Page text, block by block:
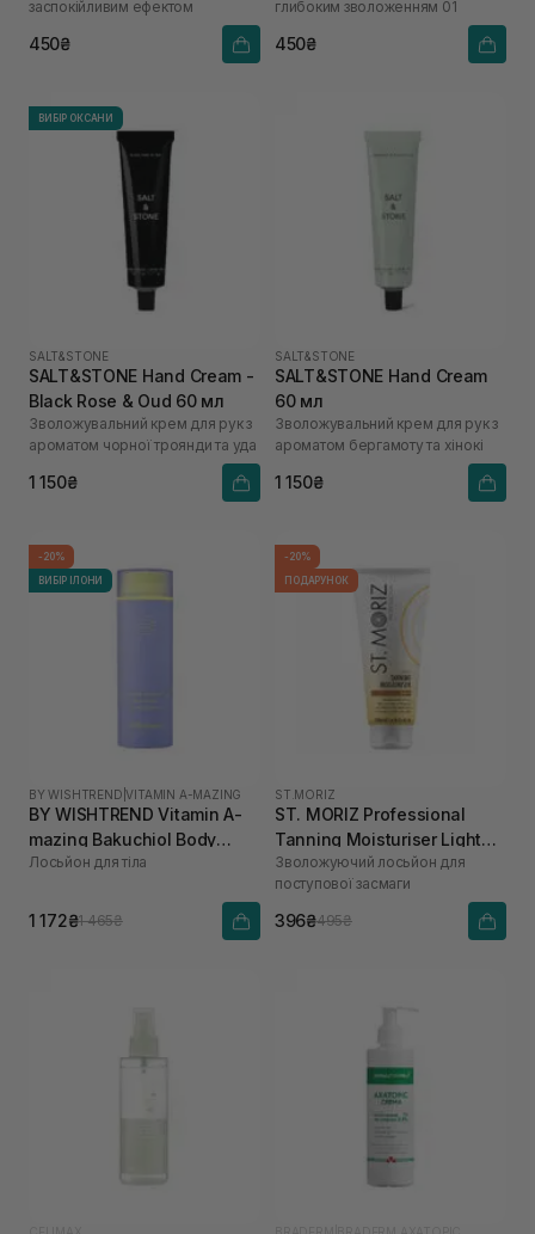
заспокійливим ефектом
450₴
глибоким зволоженням 01
450₴
ВИБІР ОКСАНИ
SALT&STONE
SALT&STONE Hand Cream -
Black Rose & Oud 60 мл
Зволожувальний крем для рук з
ароматом чорної троянди та уда
1 150₴
SALT&STONE
SALT&STONE Hand Cream
60 мл
Зволожувальний крем для рук з
ароматом бергамоту та хінокі
1 150₴
-20%
ВИБІР ІЛОНИ
BY WISHTREND |VITAMIN A-MAZING
BY WISHTREND Vitamin A-
mazing Bakuchiol Body
Lotion 150 г
Лосьйон для тіла
1 172₴1 465₴
-20%
ПОДАРУНОК
ST.MORIZ
ST. MORIZ Professional
Tanning Moisturiser Light
200 мл
Зволожуючий лосьйон для
поступової засмаги
396₴495₴